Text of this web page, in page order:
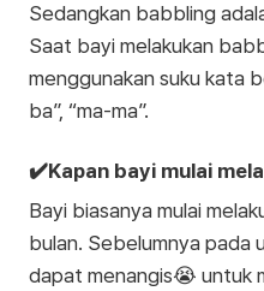
Sedangkan babbling
Saat bayi melakukan
menggunakan suku kata
ba”, “ma-ma”.
✔️Kapan bayi mulai
Bayi biasanya mulai
bulan. Sebelumnya pada
dapat menangis😭 untuk